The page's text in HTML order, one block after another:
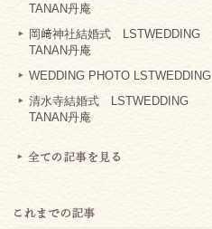
TANAN丹庵
岡﨑神社結婚式 LSTWEDDING
TANAN丹庵
WEDDING PHOTO LSTWEDDING
清水寺結婚式 LSTWEDDING
TANAN丹庵